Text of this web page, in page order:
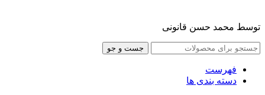
توسط محمد حسن قانونی
جست و جو
فهرست
دسته بندی ها